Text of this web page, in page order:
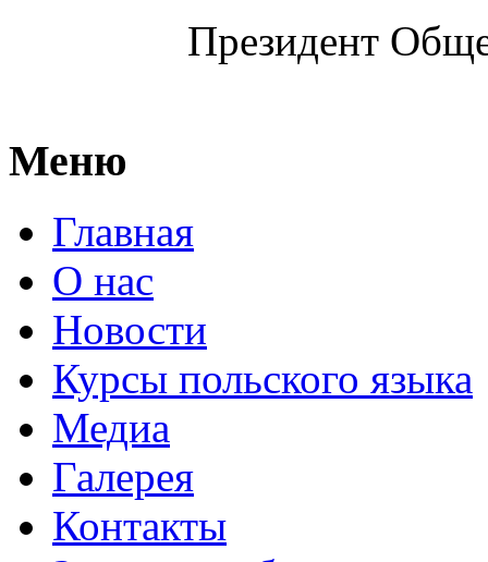
Президент
Меню
Главная
О нас
Новости
Курсы польского языка
Медиа
Галерея
Контакты